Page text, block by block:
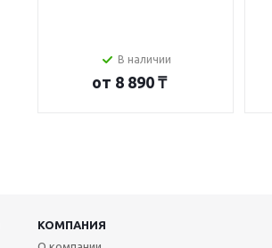
В наличии
от 8 890 ₸
КОМПАНИЯ